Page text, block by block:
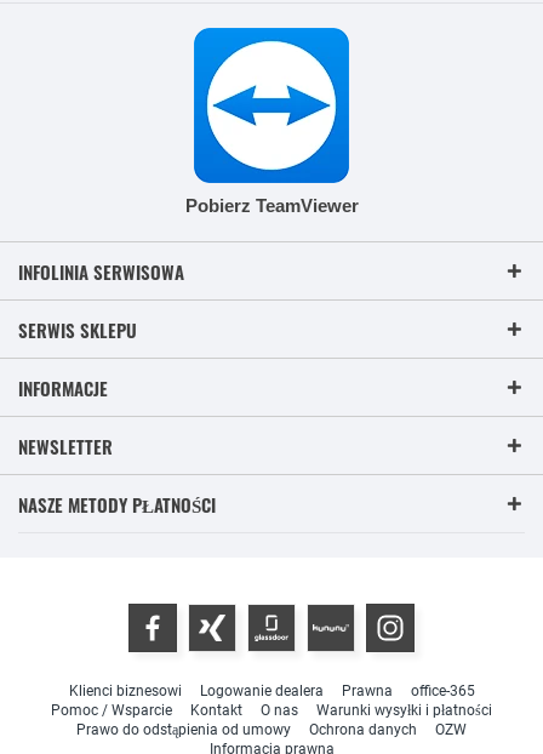
Pobierz TeamViewer
INFOLINIA SERWISOWA
SERWIS SKLEPU
INFORMACJE
NEWSLETTER
NASZE METODY PŁATNOŚCI
Klienci biznesowi Logowanie dealera Prawna
office-365
Pomoc / Wsparcie
Kontakt O nas
Warunki wysyłki i płatności
Prawo do odstąpienia od umowy
Ochrona danych
OZW
Informacja prawna